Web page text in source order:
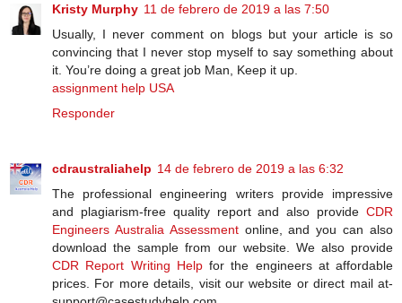
Kristy Murphy 11 de febrero de 2019 a las 7:50
Usually, I never comment on blogs but your article is so
convincing that I never stop myself to say something about
it. You’re doing a great job Man, Keep it up.
assignment help USA
Responder
cdraustraliahelp 14 de febrero de 2019 a las 6:32
The professional engineering writers provide impressive
and plagiarism-free quality report and also provide CDR
Engineers Australia Assessment online, and you can also
download the sample from our website. We also provide
CDR Report Writing Helpfor the engineers at affordable
prices. For more details, visit our website or direct mail at-